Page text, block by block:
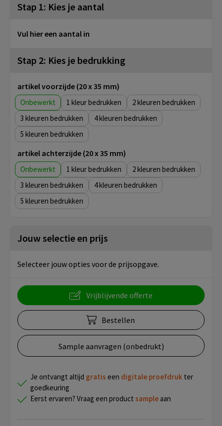
Stap 1: Kies je aantal
Vul hier een aantal in
Stap 2: Kies je bedrukking
artikel voorzijde (20 x 35 mm)
Onbewerkt 1
2
3
4
5
artikel achterzijde (20 x 35 mm)
Onbewerkt 1
2
3
4
5
Jouw selectie en prijs
Selecteer jouw opties voor de prijsopgave.
Vrijblijvende offerte
Bestellen
Sample aanvragen (onbedrukt)
Je ontvangt altijd gratis een digitale proefdruk ter
goedkeuring
Eerst ervaren? Vraag een product sample aan